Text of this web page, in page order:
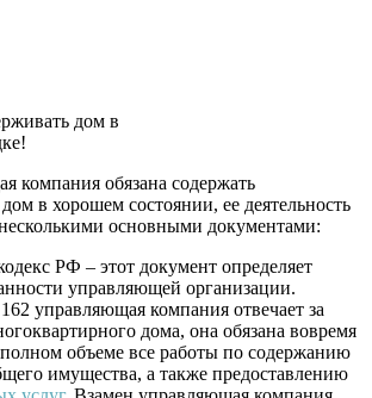
дом в
компания обязана содержать
в хорошем состоянии, ее деятельность
основными документами:
РФ – этот документ определяет
управляющей организации.
управляющая компания отвечает за
дома, она обязана вовремя
объеме все работы по содержанию
имущества, а также предоставлению